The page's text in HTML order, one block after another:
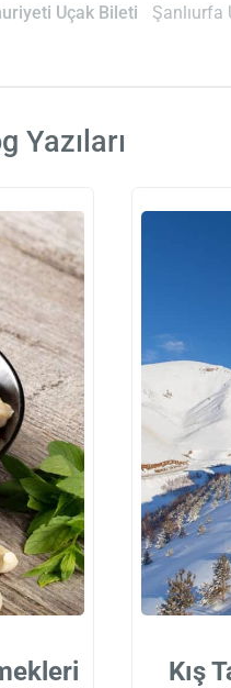
Uçak Bileti Şanlıurfa
Yazıları
Kış